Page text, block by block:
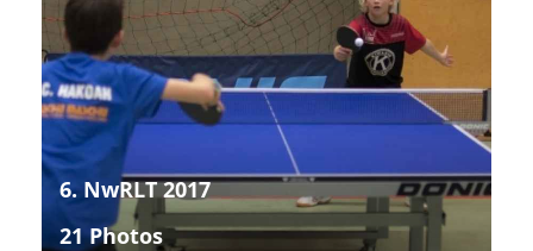
6. NwRLT 2017
21 Photos